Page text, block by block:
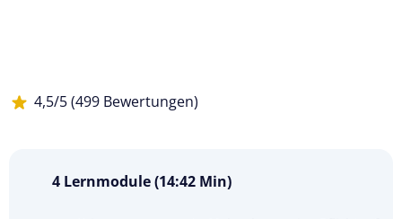
4,5/5 (499 Bewertungen)
4 Lernmodule (14:42 Min)